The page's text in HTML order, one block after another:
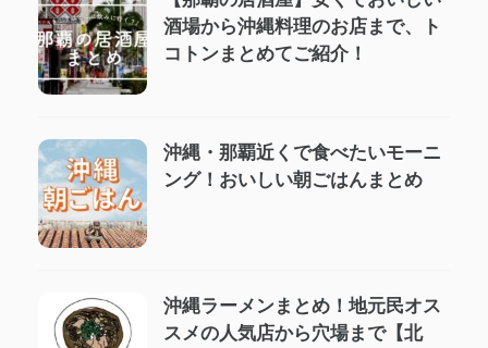
酒場から沖縄料理のお店まで、ト
コトンまとめてご紹介！
沖縄・那覇近くで食べたいモーニ
ング！おいしい朝ごはんまとめ
沖縄ラーメンまとめ！地元民オス
スメの人気店から穴場まで【北